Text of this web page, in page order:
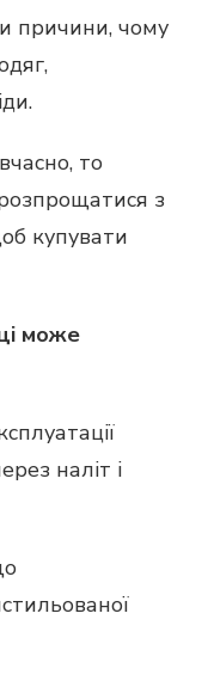
причини, чому
то
з
купувати
може
наліт і